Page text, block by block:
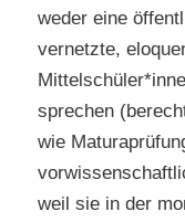
weder eine
vernetzte,
sprechen
wie
weil sie in der